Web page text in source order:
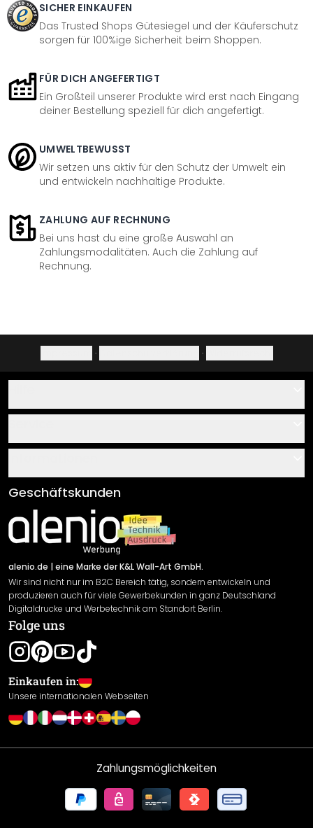
SICHER EINKAUFEN
Das Trusted Shops Gütesiegel und der Käuferschutz
sorgen für 100%ige Sicherheit beim Shoppen.
FÜR DICH ANGEFERTIGT
Ein Großteil unserer Produkte wird erst nach Eingang
deiner Bestellung speziell für dich angefertigt.
UMWELTBEWUSST
Wir setzen uns aktiv für den Schutz der Umwelt ein
und entwickeln nachhaltige Produkte.
ZAHLUNG AUF RECHNUNG
Bei uns hast du eine große Auswahl an
Zahlungsmodalitäten. Auch die Zahlung auf
Rechnung.
· ·
Über uns
Klebe- und Montageanleitungen
Newsletter An-/Abmeldung
Sendungsverfolgung
AGB
Impressum
Versand & Zahlung
Rücksendung
Widerrufsrecht
Datenschutzerklärung
Gewährleistung
Leistungserklärung / CE-Zeichen
Cookie Einstellungen
Geschäftskunden
alenio.de | eine Marke der K&L Wall-Art GmbH.
Wir sind nicht nur im B2C Bereich tätig, sondern entwickeln und
produzieren auch für viele Gewerbekunden in ganz Deutschland
Digitaldrucke und Werbetechnik am Standort Berlin.
Folge uns
Einkaufen in:
Unsere internationalen Webseiten
Zahlungsmöglichkeiten